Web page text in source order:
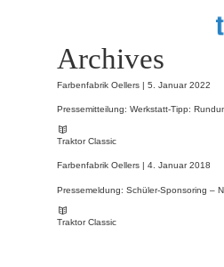
Archives
Farbenfabrik Oellers | 5. Januar 2022
Pressemitteilung: Werkstatt-Tipp:
Traktor Classic
Farbenfabrik Oellers | 4. Januar 2018
Pressemeldung: Schüler-Sponsoring –
Traktor Classic